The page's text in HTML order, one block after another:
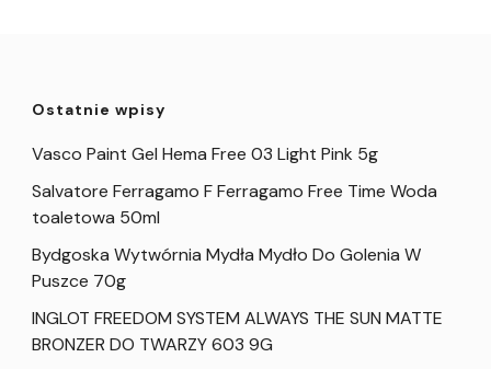
Ostatnie wpisy
Vasco Paint Gel Hema Free 03 Light Pink 5g
Salvatore Ferragamo F Ferragamo Free Time Woda
toaletowa 50ml
Bydgoska Wytwórnia Mydła Mydło Do Golenia W
Puszce 70g
INGLOT FREEDOM SYSTEM ALWAYS THE SUN MATTE
BRONZER DO TWARZY 603 9G